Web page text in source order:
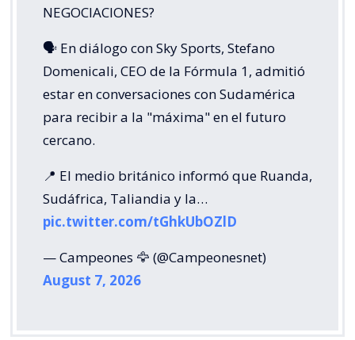
NEGOCIACIONES?
🗣️ En diálogo con Sky Sports, Stefano
Domenicali, CEO de la Fórmula 1, admitió
estar en conversaciones con Sudamérica
para recibir a la "máxima" en el futuro
cercano.
📍 El medio británico informó que Ruanda,
Sudáfrica, Taliandia y la…
pic.twitter.com/tGhkUbOZlD
— Campeones 🦅 (@Campeonesnet)
August 7, 2026